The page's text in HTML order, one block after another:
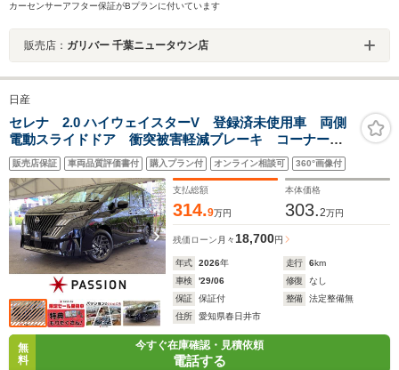
カーセンサーアフター保証がBプランに付いています
販売店： ガリバー 千葉ニュータウン店
日産
セレナ 2.0 ハイウェイスターV 登録済未使用車 両側
電動スライドドア 衝突被害軽減ブレーキ コーナーセ
ンサー スマートキー アダクティブクルーズコントロ
ール アルミホイール アイドリングストップ アラウ
ンドビューモニター
販売店保証 車両品質評価書付 購入プラン付 オンライン相談可 360°画像付
支払総額
314.9万円
本体価格
303.2万円
残価ローン 月々18,700円
年式 2026年 走行 6km
車検
'29/06 修復
なし
保証
保証付 整備
法定整備無
住所
愛知県春日井市
無
料
今すぐ在庫確認・見積依頼
電話する